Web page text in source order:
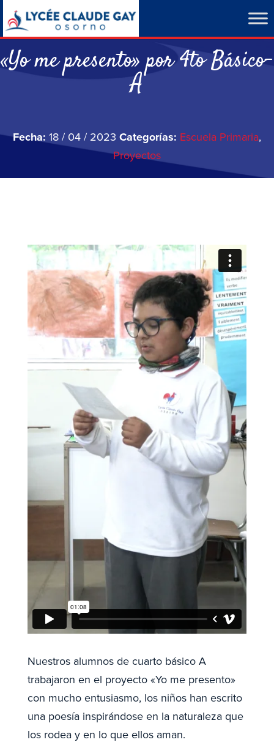
«Yo me presento» por 4to Básico-
A
Fecha: 18 / 04 / 2023 Categorías: Escuela Primaria,
Proyectos
Nuestros alumnos de cuarto básico A
trabajaron en el proyecto «Yo me presento»
con mucho entusiasmo, los niños han escrito
una poesía inspirándose en la naturaleza que
los rodea y en lo que ellos aman.